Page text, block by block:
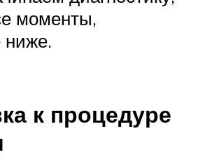
моменты,
ниже.
к процедуре